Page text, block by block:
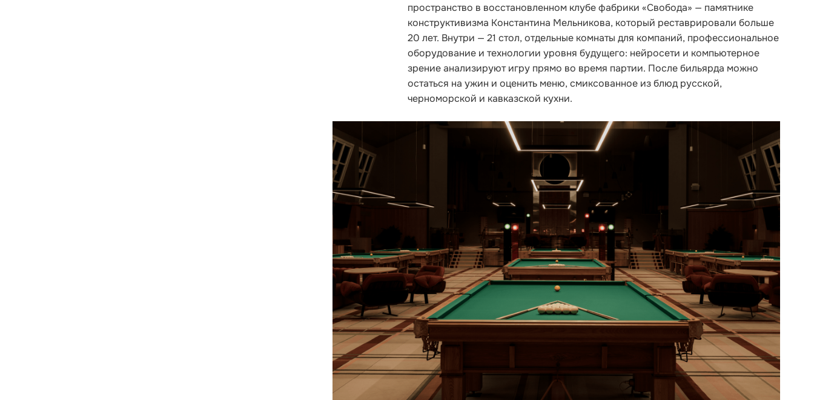
пространство в восстановленном клубе фабрики «Свобода» — памятнике
конструктивизма Константина Мельникова, который реставрировали больше
20 лет. Внутри — 21 стол, отдельные комнаты для компаний, профессиональное
оборудование и технологии уровня будущего: нейросети и компьютерное
зрение анализируют игру прямо во время партии. После бильярда можно
остаться на ужин и оценить меню, смиксованное из блюд русской,
черноморской и кавказской кухни.